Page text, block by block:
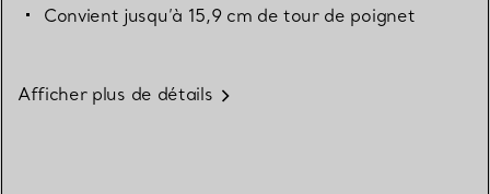
Convient jusqu’à 15,9 cm de tour de poignet
Afficher plus de détails